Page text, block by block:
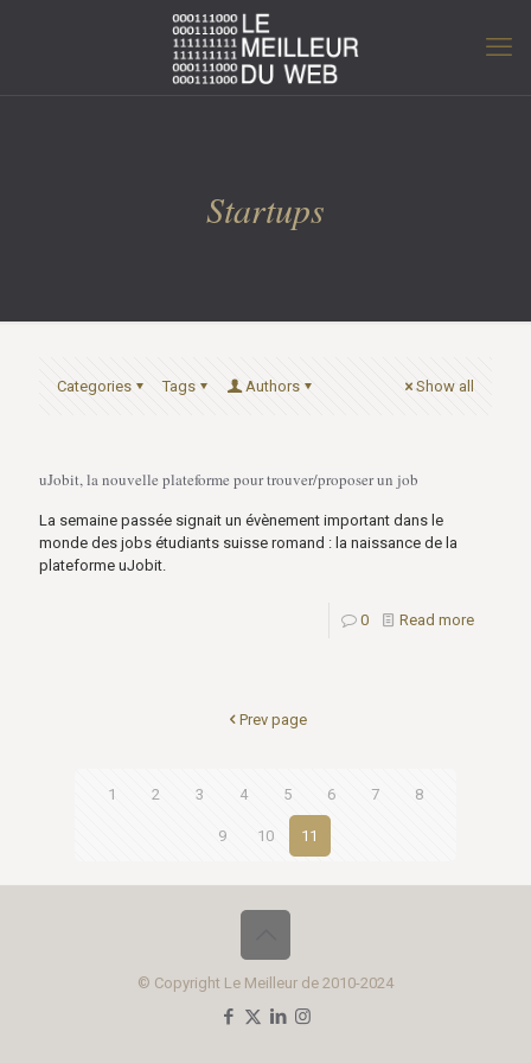
Startups
Categories Tags Authors Show all
uJobit, la nouvelle plateforme pour trouver/proposer un job
La semaine passée signait un évènement important dans le
monde des jobs étudiants suisse romand : la naissance de la
plateforme uJobit.
0 Read more
Prev page
1 2 3 4 5 6 7 8
9 10 11
© Copyright Le Meilleur de 2010-2024